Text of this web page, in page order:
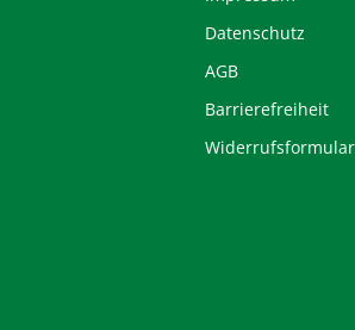
Datenschutz
AGB
Barrierefreiheit
Widerrufsformular